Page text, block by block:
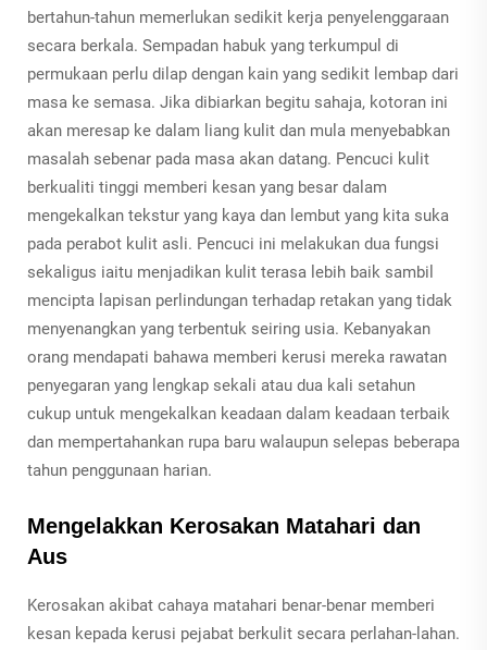
bertahun-tahun memerlukan sedikit kerja penyelenggaraan
secara berkala. Sempadan habuk yang terkumpul di
permukaan perlu dilap dengan kain yang sedikit lembap dari
masa ke semasa. Jika dibiarkan begitu sahaja, kotoran ini
akan meresap ke dalam liang kulit dan mula menyebabkan
masalah sebenar pada masa akan datang. Pencuci kulit
berkualiti tinggi memberi kesan yang besar dalam
mengekalkan tekstur yang kaya dan lembut yang kita suka
pada perabot kulit asli. Pencuci ini melakukan dua fungsi
sekaligus iaitu menjadikan kulit terasa lebih baik sambil
mencipta lapisan perlindungan terhadap retakan yang tidak
menyenangkan yang terbentuk seiring usia. Kebanyakan
orang mendapati bahawa memberi kerusi mereka rawatan
penyegaran yang lengkap sekali atau dua kali setahun
cukup untuk mengekalkan keadaan dalam keadaan terbaik
dan mempertahankan rupa baru walaupun selepas beberapa
tahun penggunaan harian.
Mengelakkan Kerosakan Matahari dan
Aus
Kerosakan akibat cahaya matahari benar-benar memberi
kesan kepada kerusi pejabat berkulit secara perlahan-lahan.